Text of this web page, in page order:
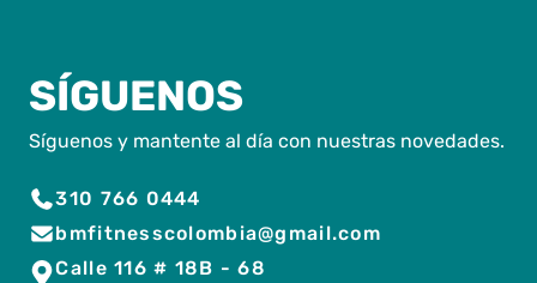
SÍGUENOS
Síguenos y mantente al día con nuestras novedades.
310 766 0444
bmfitnesscolombia@gmail.com
Calle 116 # 18B - 68